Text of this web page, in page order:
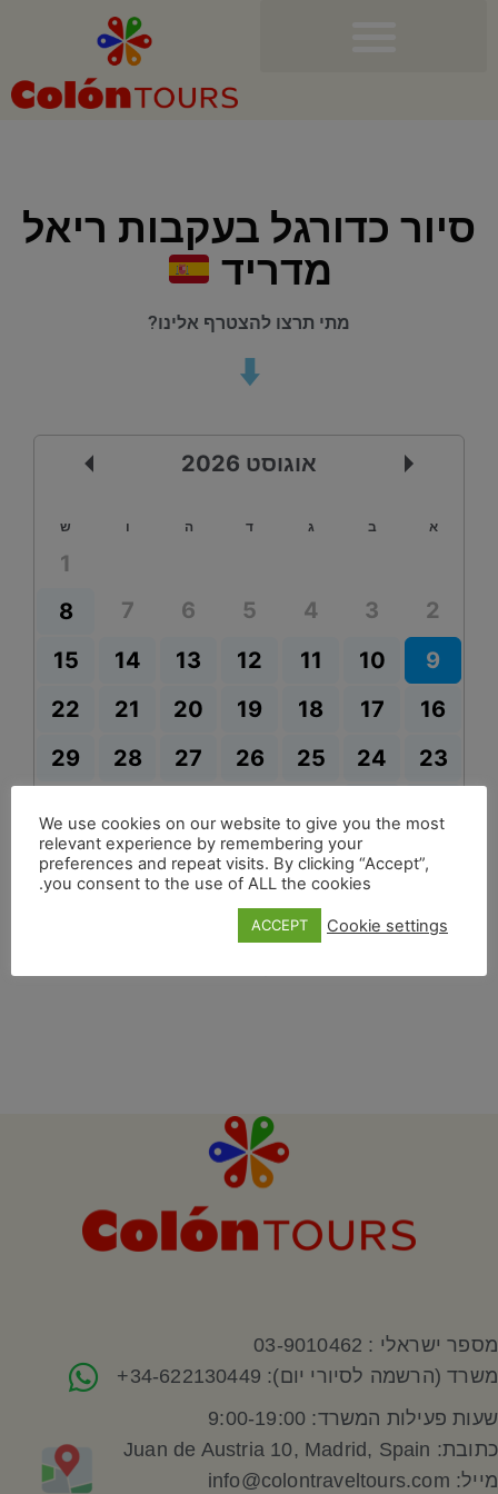
סיור כדורגל בעקבות ריאל
מדריד
מתי תרצו להצטרף אלינו?
⬇️
אוגוסט 2026
א ב ג ד ה ו ש
1
2
3
4
5
6
7
8
9
10
11
12
13
14
15
16
17
18
19
20
21
22
23
24
25
26
27
28
29
מונע ע"י
מספר ישראלי : 03-9010462
משרד (הרשמה לסיורי יום): 34-622130449+
שעות פעילות המשרד: 9:00-19:00
כתובת: Juan de Austria 10, Madrid, Spain
מייל: info@colontraveltours.com
We use cookies on our website to give you the most
relevant experience by remembering your
preferences and repeat visits. By clicking “Accept”,
you consent to the use of ALL the cookies.
Cookie settings
ACCEPT